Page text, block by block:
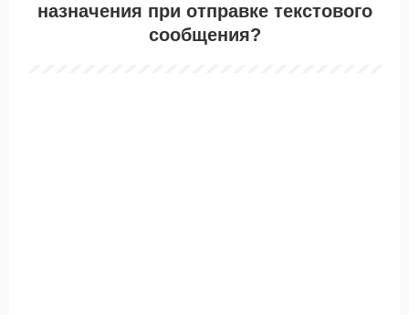
назначения при отправке текстового
сообщения?